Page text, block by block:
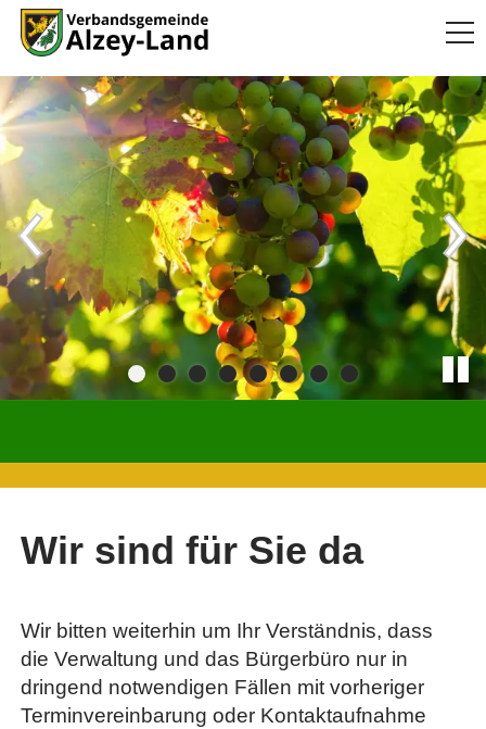
Wir sind für Sie da
Wir bitten weiterhin um Ihr Verständnis, dass
die Verwaltung und das Bürgerbüro nur in
dringend notwendigen Fällen mit vorheriger
Terminvereinbarung oder Kontaktaufnahme